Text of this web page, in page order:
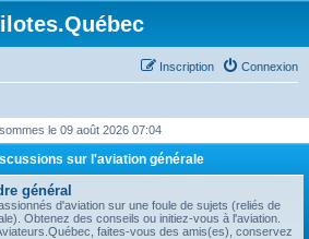
Connexion
Inscription
le 09 août 2026 07:04
sur l'aviation générale
général
d'aviation sur une foule de sujets (reliés de
Obtenez des conseils ou initiez-vous à l'aviation.
faites-vous des amis(es), conservez